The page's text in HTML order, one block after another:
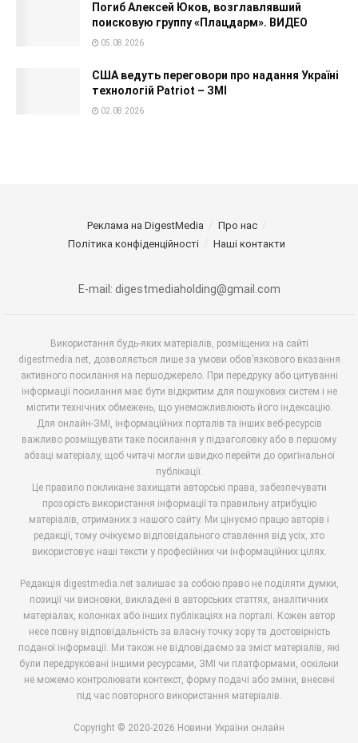
Погиб Алексей Юков, возглавлявший
поисковую группу «Плацдарм». ВИДЕО
05.08.2026
США ведуть переговори про надання Україні
технологій Patriot – ЗМІ
02.08.2026
Реклама на DigestMedia
Про нас
Політика конфіденційності
Наші контакти
E-mail: digestmediaholding@gmail.com
Використання будь-яких матеріалів, розміщених на сайті
digestmedia.net, дозволяється лише за умови обов’язкового вказання
активного посилання на першоджерело. При передруку або цитуванні
інформації посилання має бути відкритим для пошукових систем і не
містити технічних обмежень, що унеможливлюють його індексацію.
Для онлайн-ЗМІ, інформаційних порталів та інших веб-ресурсів
важливо розміщувати таке посилання у підзаголовку або в першому
абзаці матеріалу, щоб читачі могли швидко перейти до оригінальної
публікації.
Це правило покликане захищати авторські права, забезпечувати
прозорість використання інформації та правильну атрибуцію
матеріалів, отриманих з нашого сайту. Ми цінуємо працю авторів і
редакції, тому очікуємо відповідального ставлення від усіх, хто
використовує наші тексти у професійних чи інформаційних цілях.
Редакція digestmedia.net залишає за собою право не поділяти думки,
позиції чи висновки, викладені в авторських статтях, аналітичних
матеріалах, колонках або інших публікаціях на порталі. Кожен автор
несе повну відповідальність за власну точку зору та достовірність
поданої інформації. Ми також не відповідаємо за зміст матеріалів, які
були передруковані іншими ресурсами, ЗМІ чи платформами, оскільки
не можемо контролювати контекст, форму подачі або зміни, внесені
під час повторного використання матеріалів.
Copyright © 2020-2026 Новини України онлайн